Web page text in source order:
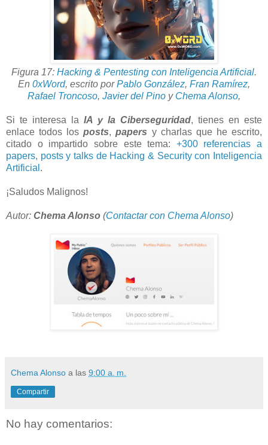
Figura 17: Hacking & Pentesting con Inteligencia Artificial.
En 0xWord, escrito porPablo González, Fran Ramírez,
Rafael Troncoso, Javier del Pino y Chema Alonso,
Si te interesa la IA y la Ciberseguridad, tienes en este
enlace todos losposts,papers y charlas que he escrito,
citado o impartido sobre este tema: +300 referencias a
papers, posts y talks de Hacking & Security con Inteligencia
Artificial .
¡Saludos Malignos!
Autor: Chema Alonso (Contactar con Chema Alonso)
Chema Alonso a las 9:00 a. m.
Compartir
No hay comentarios: